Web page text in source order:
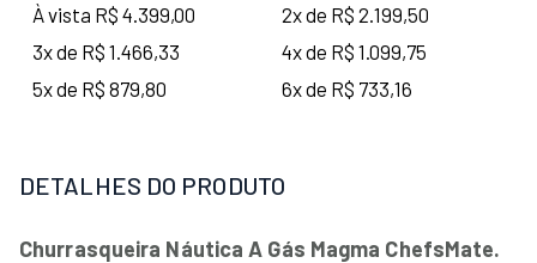
À vista R$ 4.399,00
2x de R$ 2.199,50
3x de R$ 1.466,33
4x de R$ 1.099,75
5x de R$ 879,80
6x de R$ 733,16
DETALHES DO PRODUTO
Churrasqueira Náutica A Gás Magma ChefsMate.